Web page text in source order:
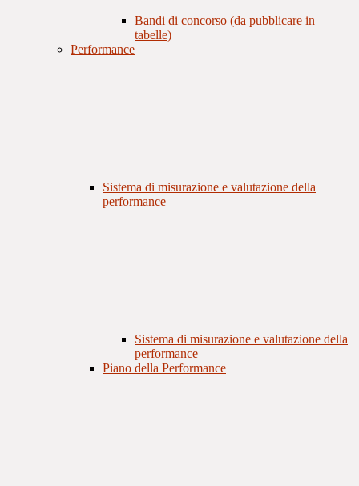
Bandi di concorso (da pubblicare in
tabelle)
Performance
Sistema di misurazione e valutazione della
performance
Sistema di misurazione e valutazione della
performance
Piano della Performance